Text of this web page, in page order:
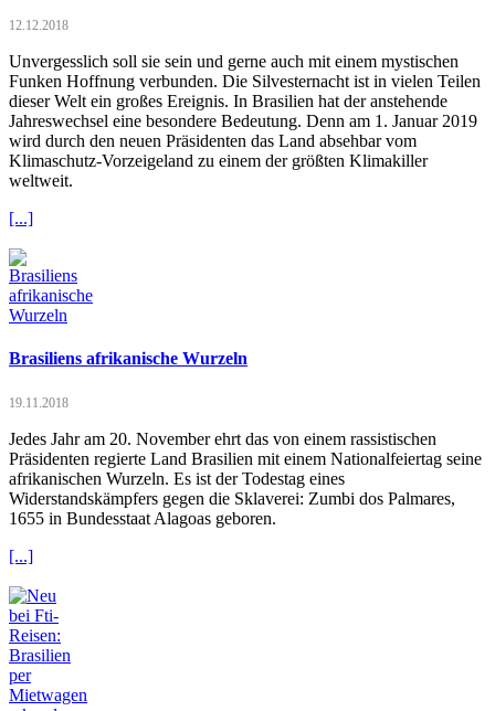
12.12.2018
Unvergesslich soll sie sein und gerne auch mit einem mystischen
Funken Hoffnung verbunden. Die Silvesternacht ist in vielen Teilen
dieser Welt ein großes Ereignis. In Brasilien hat der anstehende
Jahreswechsel eine besondere Bedeutung. Denn am 1. Januar 2019
wird durch den neuen Präsidenten das Land absehbar vom
Klimaschutz-Vorzeigeland zu einem der größten Klimakiller
weltweit.
[...]
Brasiliens afrikanische Wurzeln
19.11.2018
Jedes Jahr am 20. November ehrt das von einem rassistischen
Präsidenten regierte Land Brasilien mit einem Nationalfeiertag seine
afrikanischen Wurzeln. Es ist der Todestag eines
Widerstandskämpfers gegen die Sklaverei: Zumbi dos Palmares,
1655 in Bundesstaat Alagoas geboren.
[...]